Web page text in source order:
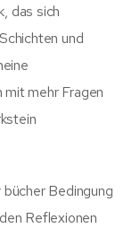
das sich
und
mit mehr Fragen
Bedingung
Reflexionen